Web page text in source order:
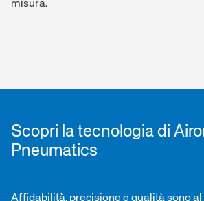
misura.
completamente
Scopri la tecnologia di
Pneumatics
Affidabilità, precisione e qualità sono al